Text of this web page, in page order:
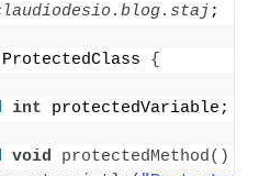
;
ProtectedClass {
int protectedVariable;
void protectedMethod()